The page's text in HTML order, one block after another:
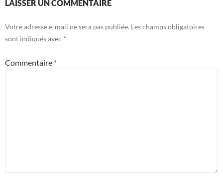
LAISSER UN COMMENTAIRE
Votre adresse e-mail ne sera pas publiée. Les champs obligatoires
sont indiqués avec *
Commentaire *